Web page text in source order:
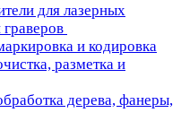
для лазерных
граверов
и кодировка
разметка и
дерева, фанеры,